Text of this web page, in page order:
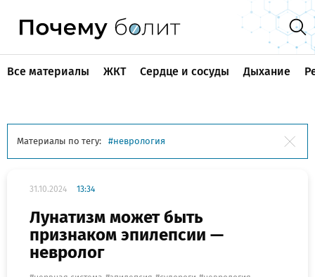
Все материалы ЖКТ Сердце и сосуды Дыхание
Материалы по тегу: неврология
31.10.2024 13:34
Лунатизм может быть
признаком эпилепсии —
невролог